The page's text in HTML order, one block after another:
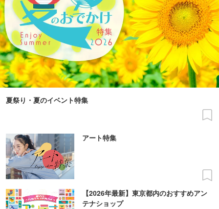
夏祭り・夏のイベント特集
アート特集
【2026年最新】東京都内のおすすめアン
テナショップ